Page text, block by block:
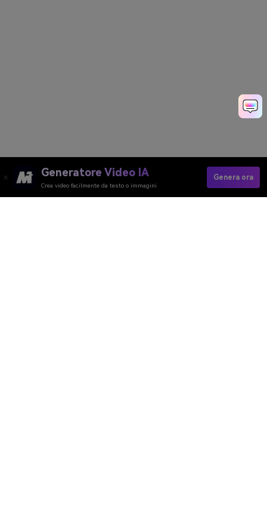
Generatore Video IA
Crea video facilmente da testo o immagini
Genera ora